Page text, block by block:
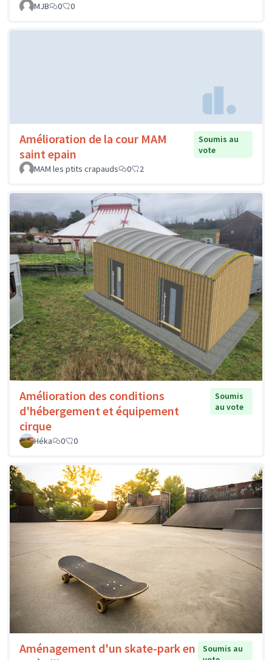
MJB
0 0
Amélioration de la cour MAM
saint epain
Soumis au
vote
MAM les ptits crapauds
0 2
Amélioration des conditions
d'hébergement et équipement
cirque
Soumis
au vote
Héka 0 0
Aménagement d'un skate-park en
Soumis au